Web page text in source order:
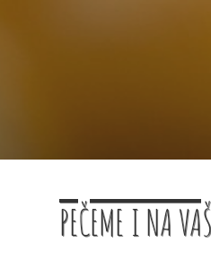
PEČEME I NA